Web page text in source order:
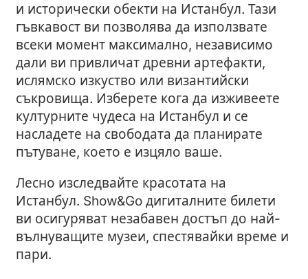
и исторически обекти на Истанбул. Тази
гъвкавост ви позволява да използвате
всеки момент максимално, независимо
дали ви привличат древни артефакти,
ислямско изкуство или византийски
съкровища. Изберете кога да изживеете
културните чудеса на Истанбул и се
насладете на свободата да планирате
пътуване, което е изцяло ваше.
Лесно изследвайте красотата на
Истанбул. Show&Go дигиталните билети
ви осигуряват незабавен достъп до най-
вълнуващите музеи, спестявайки време и
пари.